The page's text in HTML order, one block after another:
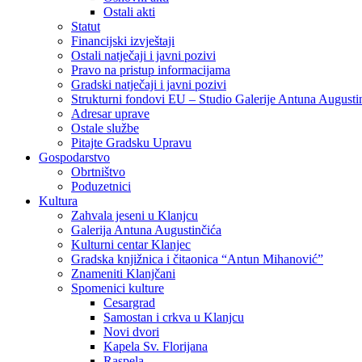
Ostali akti
Statut
Financijski izvještaji
Ostali natječaji i javni pozivi
Pravo na pristup informacijama
Gradski natječaji i javni pozivi
Strukturni fondovi EU – Studio Galerije Antuna
Adresar uprave
Ostale službe
Pitajte Gradsku Upravu
Gospodarstvo
Obrtništvo
Poduzetnici
Kultura
Zahvala jeseni u Klanjcu
Galerija Antuna Augustinčića
Kulturni centar Klanjec
Gradska knjižnica i čitaonica “Antun Mihanović”
Znameniti Klanjčani
Spomenici kulture
Cesargrad
Samostan i crkva u Klanjcu
Novi dvori
Kapela Sv. Florijana